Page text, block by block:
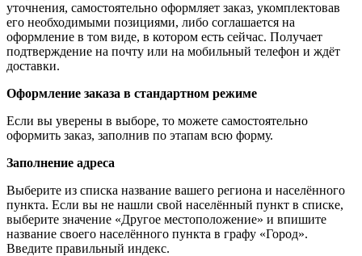
уточнения, самостоятельно оформляет заказ, укомплектовав
его необходимыми позициями, либо соглашается на
оформление в том виде, в котором есть сейчас. Получает
подтверждение на почту или на мобильный телефон и ждёт
доставки.
Оформление заказа в стандартном режиме
Если вы уверены в выборе, то можете самостоятельно
оформить заказ, заполнив по этапам всю форму.
Заполнение адреса
Выберите из списка название вашего региона и населённого
пункта. Если вы не нашли свой населённый пункт в списке,
выберите значение «Другое местоположение» и впишите
название своего населённого пункта в графу «Город».
Введите правильный индекс.